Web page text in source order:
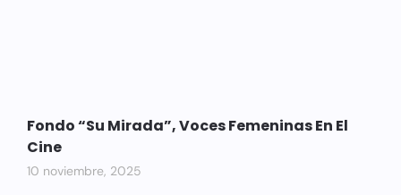
Fondo “Su Mirada”, Voces Femeninas En El
Cine
10 noviembre, 2025